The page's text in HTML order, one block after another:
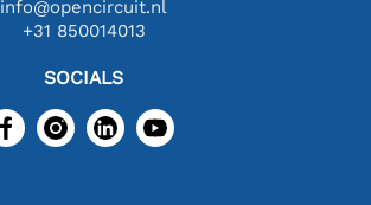
info@opencircuit.nl
+31 850014013
SOCIALS